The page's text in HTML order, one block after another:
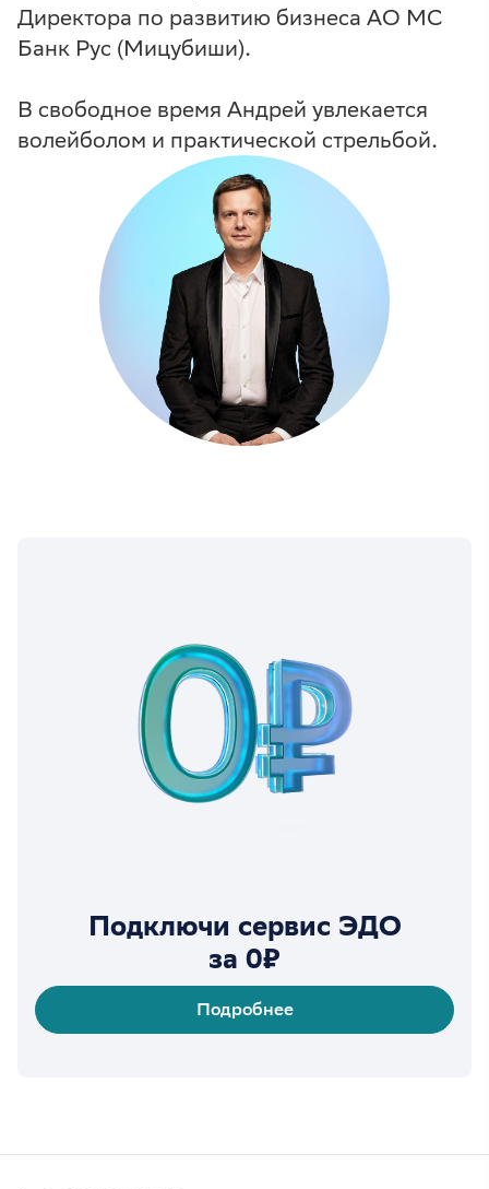
Директора по развитию бизнеса АО МС
Банк Рус (Мицубиши).
В свободное время Андрей увлекается
волейболом и практической стрельбой.
Подключи сервис ЭДО
за 0₽
Подробнее